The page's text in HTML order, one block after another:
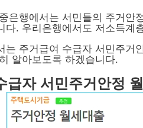
은행에서는 서민들의 주거안
다. 우리은행에서도 저소득계
는 주거급여 수급자 서민주거
알아보도록 하겠습니다.
급자 서민주거안정